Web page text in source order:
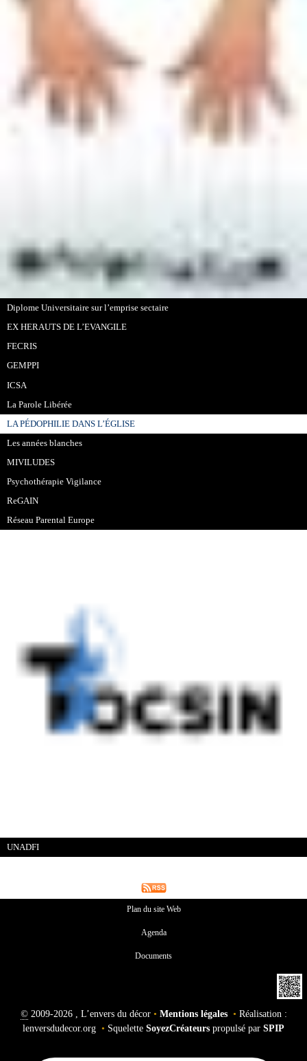
Diplome Universitaire sur l’emprise sectaire
EX HERAUTS DE L’EVANGILE
FECRIS
GEMPPI
ICSA
La Parole Libérée
LA PÉDOPHILIE DANS L’ÉGLISE
Les années blanches
MIVILUDES
Psychothérapie Vigilance
ReGAIN
Réseau Parental Europe
UNADFI
Plan du site Web
Agenda
Documents
©2009-2026 , L’envers du décor • Mentions légales • Réalisation :
lenversdudecor.org • Squelette SoyezCréateurs propulsé par SPIP